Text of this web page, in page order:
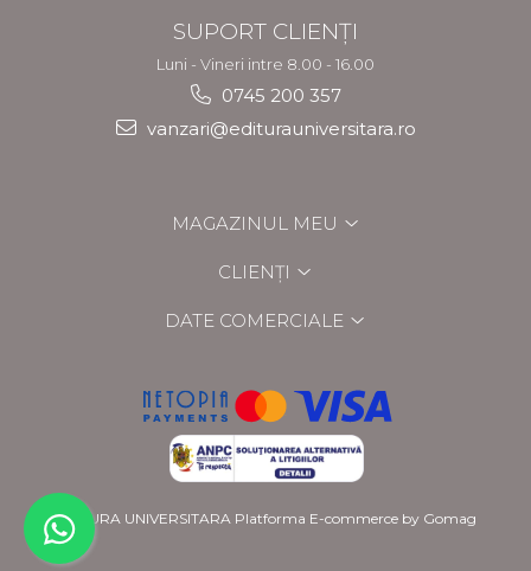
SUPORT CLIENȚI
Luni - Vineri intre 8.00 - 16.00
0745 200 357
vanzari@editurauniversitara.ro
MAGAZINUL MEU
CLIENȚI
DATE COMERCIALE
EDITURA UNIVERSITARA Platforma E-commerce by Gomag